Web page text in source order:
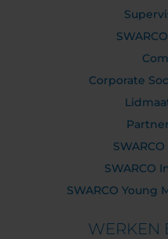
Corporate
SWARCO
SWARCO Young
WERKEN